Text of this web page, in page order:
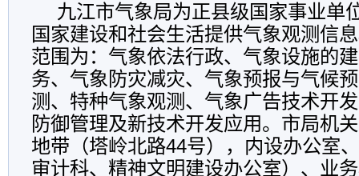
九江市气象局为正县级国家事业单
国家建设和社会生活提供气象观测信
范围为：气象依法行政、气象设施的
务、气象防灾减灾、气象预报与气候
测、特种气象观测、气象广告技术开
防御管理及新技术开发应用。市局机
地带（塔岭北路44号），内设办公室
审计科、精神文明建设办公室）、业